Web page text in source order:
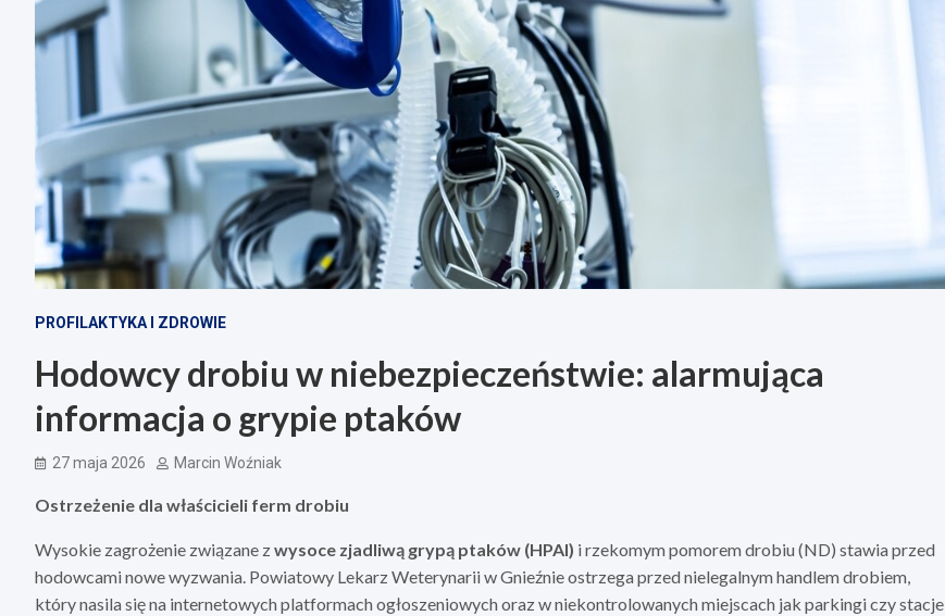
PROFILAKTYKA I ZDROWIE
Hodowcy drobiu w niebezpieczeństwie: alarmująca
informacja o grypie ptaków
27 maja 2026 Marcin Woźniak
Ostrzeżenie dla właścicieli ferm drobiu
Wysokie zagrożenie związane zwysoce zjadliwą grypą ptaków (HPAI) i rzekomym pomorem drobiu (ND) stawia przed
hodowcami nowe wyzwania. Powiatowy Lekarz Weterynarii w Gnieźnie ostrzega przed nielegalnym handlem drobiem,
który nasila się na internetowych platformach ogłoszeniowych oraz w niekontrolowanych miejscach jak parkingi czy stacje